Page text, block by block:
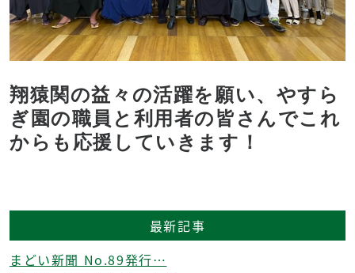
翔猿関の益々の活躍を願い、やすら
ぎ園の職員と利用者の皆さんでこれ
からも応援していきます！
最新記事
まどい新聞 No.89発行…